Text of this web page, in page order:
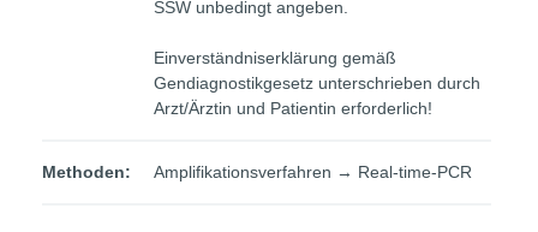
SSW unbedingt angeben.
Einverständniserklärung gemäß
Gendiagnostikgesetz unterschrieben durch
Arzt/Ärztin und Patientin erforderlich!
Methoden: Amplifikationsverfahren → Real-time-PCR